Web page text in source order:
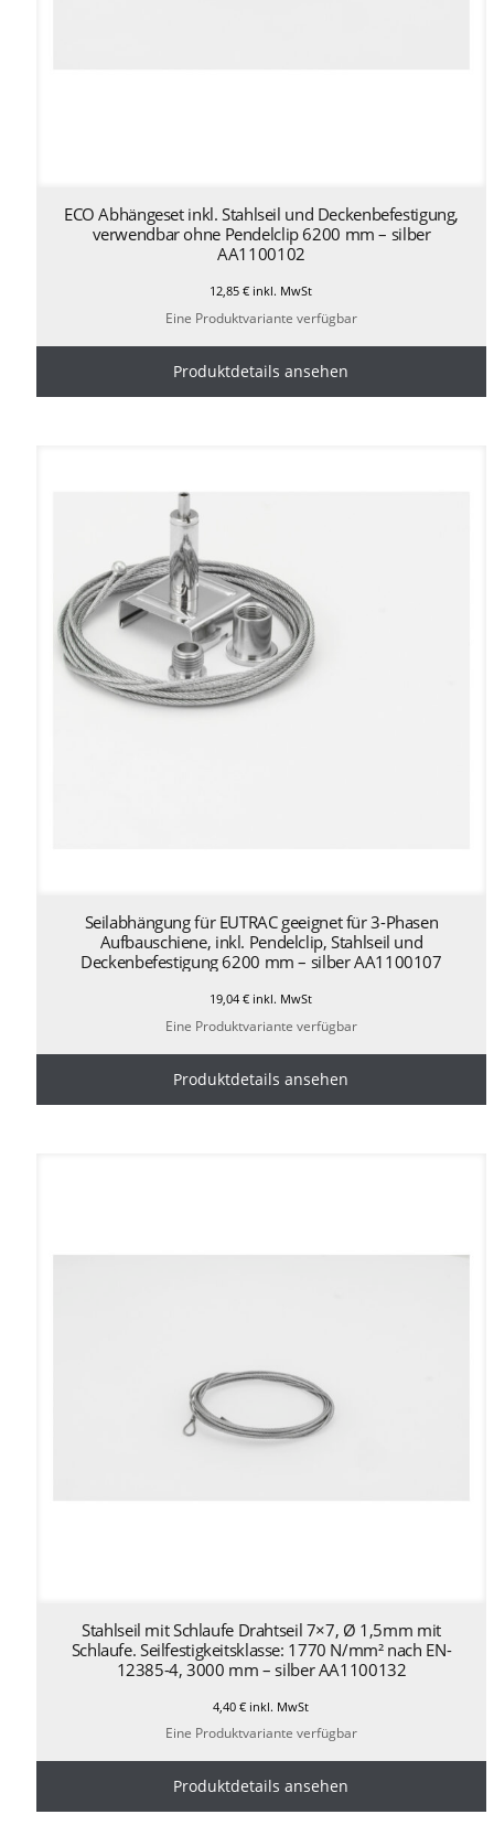
ECO Abhängeset inkl. Stahlseil und Deckenbefestigung,
verwendbar ohne Pendelclip 6200 mm – silber
AA1100102
12,85€ inkl. MwSt
Eine Produktvariante verfügbar
Produktdetails ansehen
Seilabhängung für EUTRAC geeignet für 3-Phasen
Aufbauschiene, inkl. Pendelclip, Stahlseil und
Deckenbefestigung 6200 mm – silber AA1100107
19,04€ inkl. MwSt
Eine Produktvariante verfügbar
Produktdetails ansehen
Stahlseil mit Schlaufe Drahtseil 7×7, Ø 1,5mm mit
Schlaufe. Seilfestigkeitsklasse: 1770 N/mm² nach EN-
12385-4, 3000 mm – silber AA1100132
4,40€ inkl. MwSt
Eine Produktvariante verfügbar
Produktdetails ansehen